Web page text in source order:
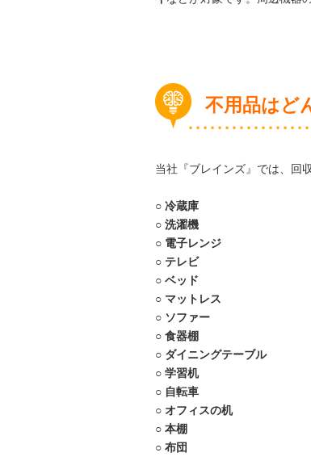
不用品はど
当社『ブレインズ』では、回
○ 冷蔵庫
○ 洗濯機
○ 電子レンジ
○ テレビ
○ ベッド
○ マットレス
○ ソファー
○ 食器棚
○ ダイニングテーブル
○ 学習机
○ 自転車
○ オフィスの机
○ 本棚
○ 布団